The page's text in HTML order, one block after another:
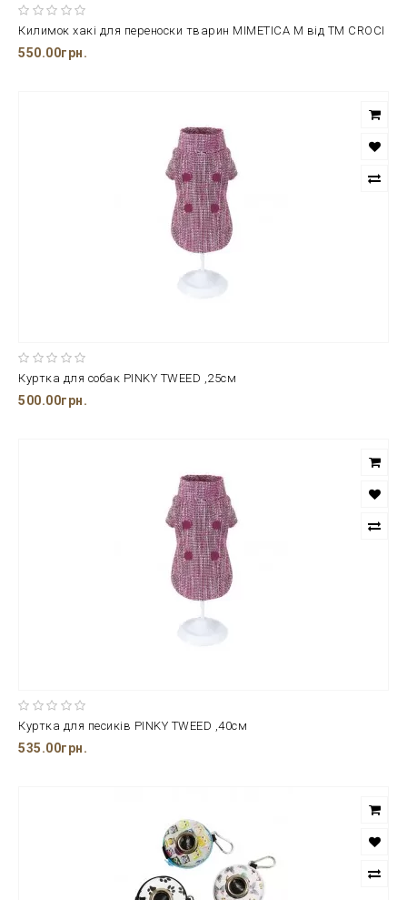
Килимок хакі для переноски тварин MIMETICA М від ТМ CROCI
550.00грн.
Куртка для собак PINKY TWEED ,25см
500.00грн.
Куртка для песиків PINKY TWEED ,40см
535.00грн.